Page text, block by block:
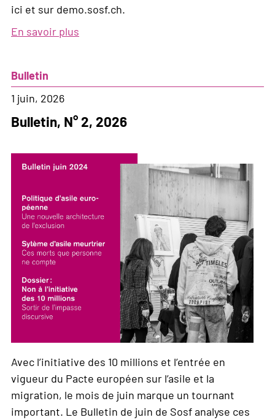
ici et sur demo.sosf.ch.
En savoir plus
frontières
Bulletin
1 juin, 2026
Bulletin, N° 2, 2026
Avec l’initiative des 10 millions et l’entrée en
vigueur du Pacte européen sur l’asile et la
migration, le mois de juin marque un tournant
important. Le Bulletin de juin de Sosf analyse ces